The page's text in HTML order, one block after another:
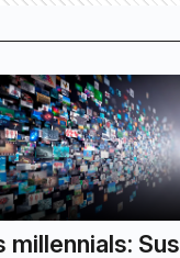
millennials: Sus